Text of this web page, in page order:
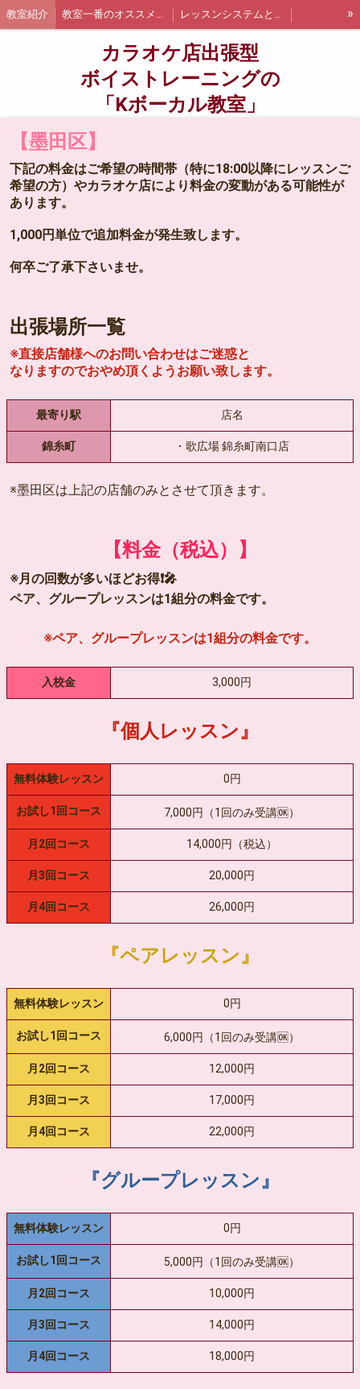
教室紹介 教室一番のオススメポイント レッスンシステムと詳細
出張レッスンについて お支払い方法について
千葉県浦安市内での出張レッスン詳細と料金
墨田区内の出張レッスン詳細と料金
無料体験 体験当日までの流れについて お問い合わせ 生徒さんの声
ブログ
»
カラオケ店出張型
ボイストレーニングの
「Kボーカル教室」
【墨田区】
下記の料金はご希望の時間帯（特に18:00以降にレッスンご
希望の方）やカラオケ店により料金の変動がある可能性が
あります。
1,000円単位で追加料金が発生致します。
何卒ご了承下さいませ。
出張場所一覧
※直接店舗様へのお問い合わせはご迷惑と
なりますのでおやめ頂くようお願い致します。
最寄り駅 店名
錦糸町 ・歌広場 錦糸町南口店
※墨田区は上記の店舗のみとさせて頂きます。
【料金（税込）】
※月の回数が多いほどお得❗🎤
ペア、グループレッスンは1組分の料金です。
※ペア、グループレッスンは1組分の料金です。
入校金 3,000円
『個人レッスン』
無料体験レッスン 0円
お試し1回コース 7,000円（1回のみ受講🆗）
月2回コース 14,000円（税込）
月3回コース 20,000円
月4回コース 26,000円
『ペアレッスン』
無料体験レッスン 0円
お試し1回コース 6,000円（1回のみ受講🆗）
月2回コース 12,000円
月3回コース 17,000円
月4回コース 22,000円
『グループレッスン』
無料体験レッスン 0円
お試し1回コース 5,000円（1回のみ受講🆗）
月2回コース 10,000円
月3回コース 14,000円
月4回コース 18,000円